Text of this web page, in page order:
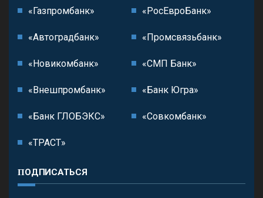
«Газпромбанк» «РосЕвроБанк»
«Автоградбанк» «Промсвязьбанк»
«Новикомбанк» «СМП Банк»
«Внешпромбанк» «Банк Югра»
«Банк ГЛОБЭКС» «Совкомбанк»
«ТРАСТ»
ПОДПИСАТЬСЯ